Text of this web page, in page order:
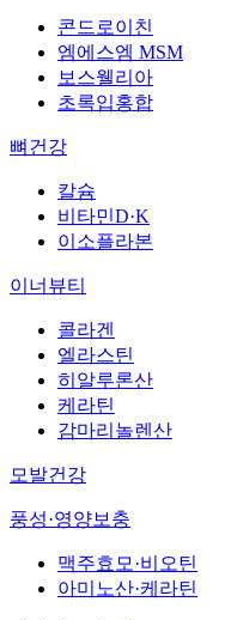
콘드로이친
엠에스엠 MSM
보스웰리아
초록입홍합
뼈건강
칼슘
비타민D·K
이소플라본
이너뷰티
콜라겐
엘라스틴
히알루론산
케라틴
감마리놀렌산
모발건강
풍성·영양보충
맥주효모·비오틴
아미노산·케라틴